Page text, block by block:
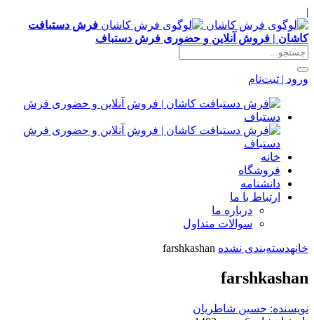
|
فرش دستبافت
کاشان | فروش آنلاین و حضوری فرش دستباف
ورود | ثبت‌نام
خانه
فروشگاه
دانشنامه
ارتباط با ما
درباره ما
سوالات متداول
خانهدسته‌بندی نشده
farshkashan
نویسنده: حسین شاطریان